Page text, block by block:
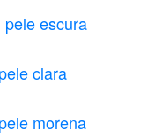
escura
clara
morena